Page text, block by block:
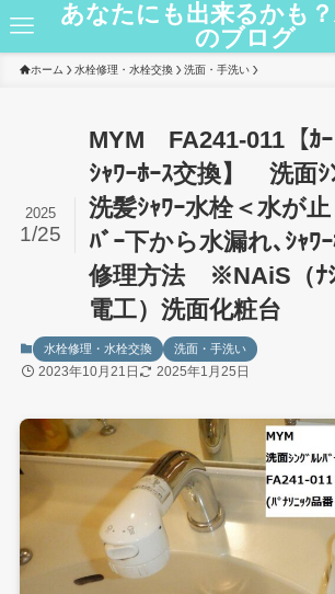
あなたにも出来るかも
のブログ
ホーム 水栓修理・水栓交換 洗面・手洗い
MYM FA241-011【ｶｰ
ｼｬﾜｰﾎｰｽ交換】 洗面ｼ
洗髪ｼｬﾜｰ水栓＜水が
ﾊﾞｰ下から水漏れ､ｼｬﾜ
修理方法 ※NAiS（ﾅ
電工）洗面化粧台
2025
1/25
水栓修理・水栓交換 洗面・手洗い
2023年10月21日 2025年1月25日